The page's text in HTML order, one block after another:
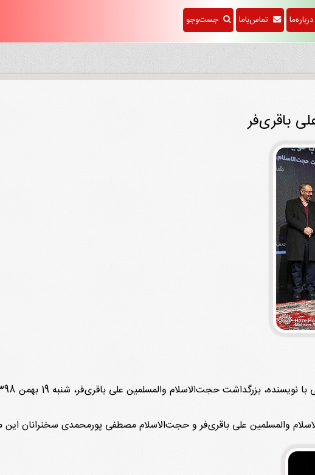
درباره‌ما تماس‌باما جست‌وجو
باقری‌فر
والمسلمین علی باقری‌فر و حجت‌الاسلام مصطفی پورمحمدی سخنرانان این